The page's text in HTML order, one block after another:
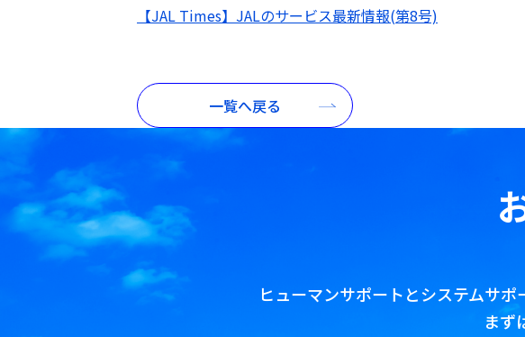
【JAL Times】JALのサービス最新情報(第8号)
一覧へ戻る
ヒューマンサポートとシステムサポ
まず